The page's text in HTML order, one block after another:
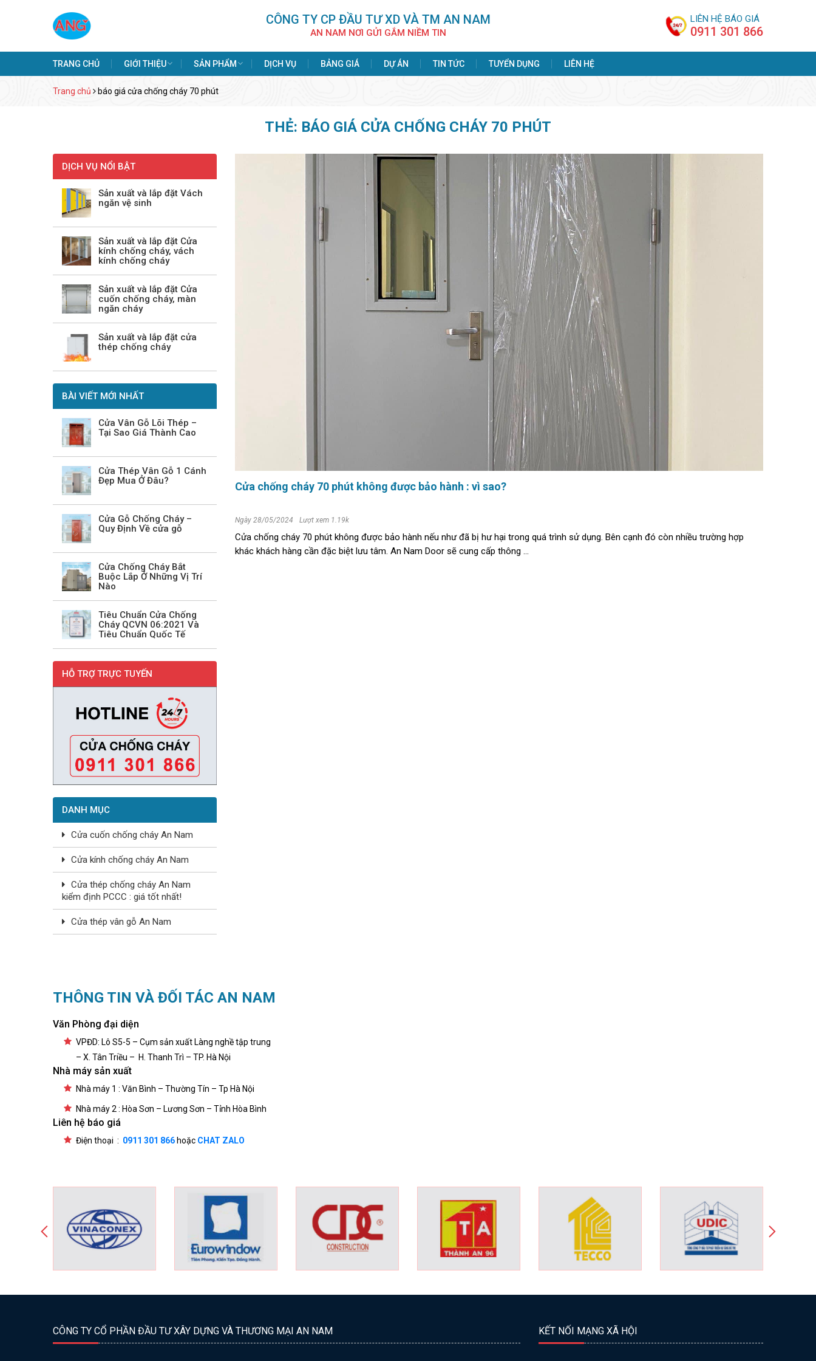
CÔNG TY CP ÐẦU TƯ XD VÀ TM AN NAM
AN NAM NƠI GỬI GẮM NIỀM TIN
LIÊN HỆ BÁO GIÁ
0911 301 866
TRANG CHỦ GIỚI THIỆU SẢN PHẨM DỊCH VỤ BẢNG GIÁ DỰ ÁN TIN TỨC TUYỂN DỤNG LIÊN HỆ
Trang chủ báo giá cửa chống cháy 70 phút
THẺ: BÁO GIÁ CỬA CHỐNG CHÁY 70 PHÚT
DỊCH VỤ NỔI BẬT
Sản xuất và lắp đặt Vách
ngăn vệ sinh
Sản xuất và lắp đặt Cửa
kính chống cháy, vách
kính chống cháy
Sản xuất và lắp đặt Cửa
cuốn chống cháy, màn
ngăn cháy
Sản xuất và lắp đặt cửa
thép chống cháy
BÀI VIẾT MỚI NHẤT
Cửa Vân Gỗ Lõi Thép –
Tại Sao Giá Thành Cao
Cửa Thép Vân Gỗ 1 Cánh
Đẹp Mua Ở Đâu?
Cửa Gỗ Chống Cháy –
Quy Định Về cửa gỗ
Cửa Chống Cháy Bắt
Buộc Lắp Ở Những Vị Trí
Nào
Tiêu Chuẩn Cửa Chống
Cháy QCVN 06:2021 Và
Tiêu Chuẩn Quốc Tế
HỖ TRỢ TRỰC TUYẾN
DANH MỤC
Cửa cuốn chống cháy An Nam
Cửa kính chống cháy An Nam
Cửa thép chống cháy An Nam
kiểm định PCCC : giá tốt nhất!
Cửa thép vân gỗ An Nam
Cửa chống cháy 70 phút không được bảo hành : vì sao?
Ngày 28/05/2024 Lượt xem 1.19k
Cửa chống cháy 70 phút không được bảo hành nếu như đã bị hư hại trong quá trình sử dụng. Bên cạnh đó còn nhiều trường hợp
khác khách hàng cần đặc biệt lưu tâm. An Nam Door sẽ cung cấp thông ...
THÔNG TIN VÀ ĐỐI TÁC AN NAM
Văn Phòng đại diện
VPĐD: Lô S5-5 – Cụm sản xuất Làng nghề tập trung
– X. Tân Triều – H. Thanh Trì – TP. Hà Nội
Nhà máy sản xuất
Nhà máy 1 : Văn Bình – Thường Tín – Tp Hà Nội
Nhà máy 2 : Hòa Sơn – Lương Sơn – Tỉnh Hòa Bình
Liên hệ báo giá
Điện thoại : 0911 301 866 hoặc CHAT ZALO
CÔNG TY CỔ PHẦN ĐẦU TƯ XÂY DỰNG VÀ THƯƠNG MẠI AN NAM KẾT NỐI MẠNG XÃ HỘI